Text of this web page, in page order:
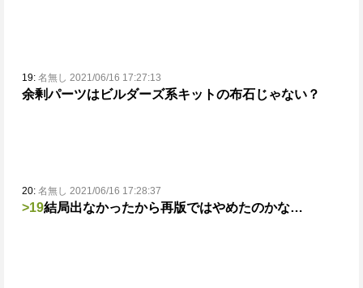
19: 名無し 2021/06/16 17:27:13
余剰パーツはビルダーズ系キットの布石じゃない？
20: 名無し 2021/06/16 17:28:37
>19結局出なかったから再版ではやめたのかな…